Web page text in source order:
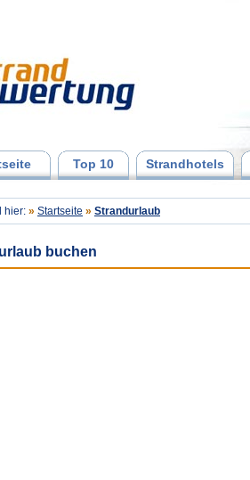
Top 10 Strandhotels
hier: » Startseite » Strandurlaub
buchen